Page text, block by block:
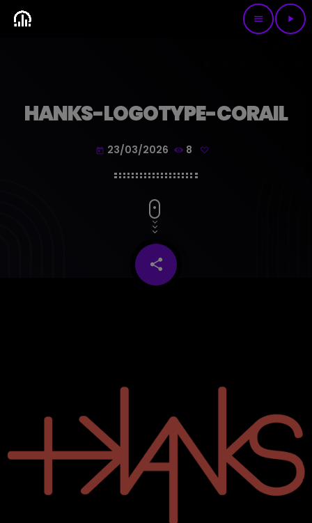
menu play_arrow
HANKS-LOGOTYPE-CORAIL
today 23/03/2026 8
share
email